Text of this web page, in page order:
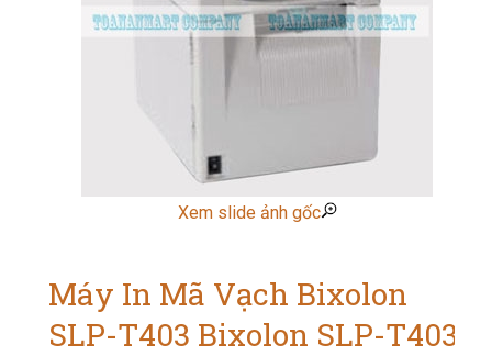
Xem slide ảnh gốc
Máy In Mã Vạch Bixolon
SLP-T403 Bixolon SLP-T403